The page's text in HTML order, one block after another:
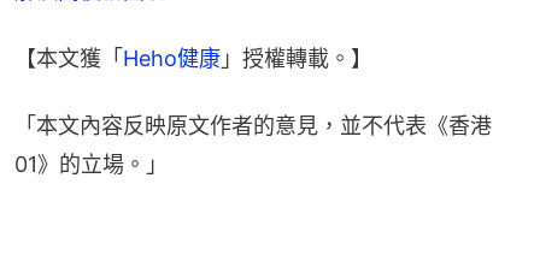
【本文獲「 Heho健康 」授權轉載。】
「本文內容反映原文作者的意見，並不代表《香港
01》的立場。」